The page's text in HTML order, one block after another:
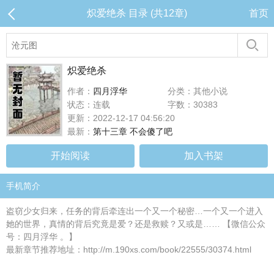
炽爱绝杀 目录 (共12章) 首页
炽爱绝杀
作者： 四月浮华
分类：其他小说
状态：连载
字数：30383
更新：2022-12-17 04:56:20
最新： 第十三章 不会傻了吧
开始阅读 加入书架
手机简介
盗窃少女归来，任务的背后牵连出一个又一个秘密…一个又一个进入
她的世界，真情的背后究竟是爱？还是救赎？又或是…… 【微信公众
号：四月浮华 。】
最新章节推荐地址：http://m.190xs.com/book/22555/30374.html